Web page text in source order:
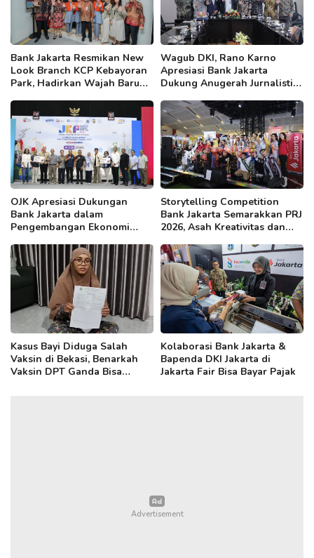
Bank Jakarta Resmikan New
Look Branch KCP Kebayoran
Park, Hadirkan Wajah Baru
Wagub DKI, Rano Karno
Apresiasi Bank Jakarta
Dukung Anugerah Jurnalistik
Berkualitas Sambut 5 Abad
Jakarta
OJK Apresiasi Dukungan
Bank Jakarta dalam
Pengembangan Ekonomi
Storytelling Competition
Bank Jakarta Semarakkan PRJ
2026, Asah Kreativitas dan
Kasus Bayi Diduga Salah
Vaksin di Bekasi, Benarkah
Vaksin DPT Ganda Bisa
Kolaborasi Bank Jakarta &
Bapenda DKI Jakarta di
Jakarta Fair Bisa Bayar Pajak